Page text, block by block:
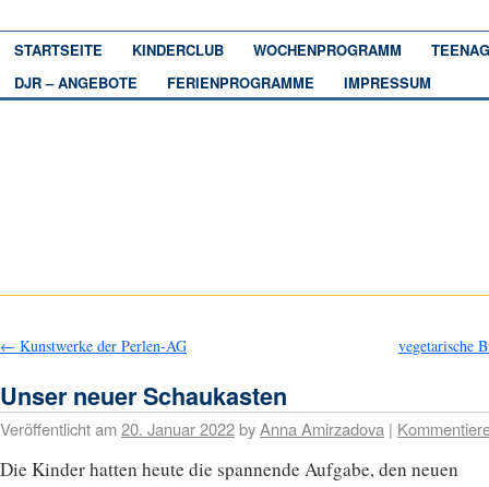
STARTSEITE KINDERCLUB WOCHENPROGRAMM
DJR – ANGEBOTE
FERIENPROGRAMME IMPRESSUM
← Kunstwerke der Perlen-AG vegetarische
Unser neuer Schaukasten
Veröffentlicht am20. Januar 2022byAnna Amirzadova |
Die Kinder hatten heute die spannende Aufgabe, den neuen